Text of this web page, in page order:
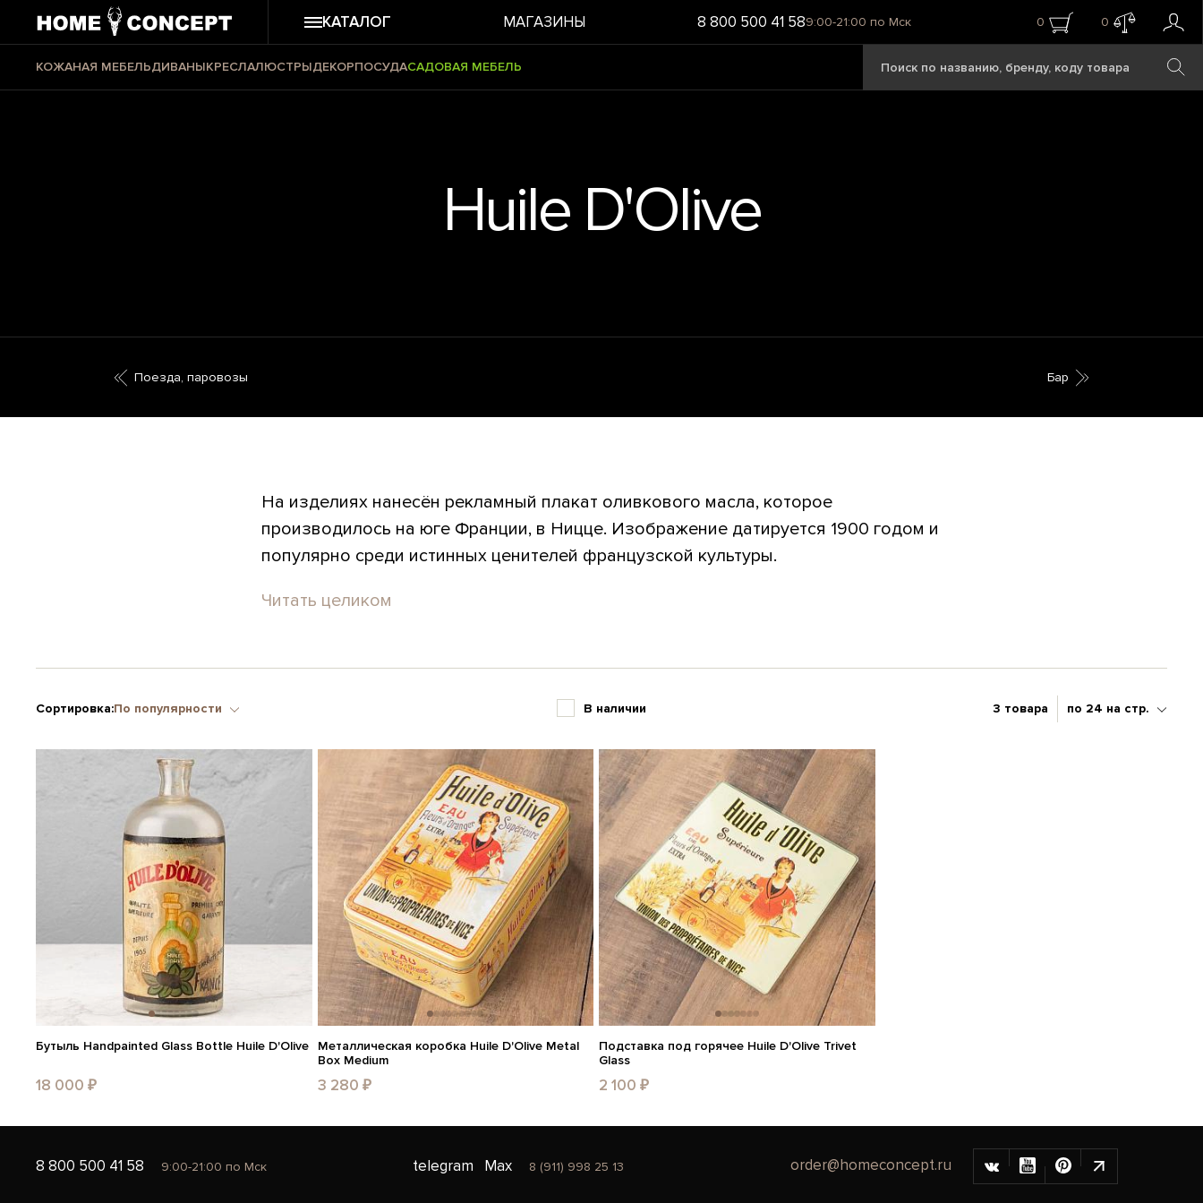
КАТАЛОГ МАГАЗИНЫ 8 800 500 41 589:00-21:00 по Мск 0 0
КОЖАНАЯ МЕБЕЛЬДИВАНЫКРЕСЛАЛЮСТРЫДЕКОРПОСУДАСАДОВАЯ МЕБЕЛЬ
Huile D'Olive
Поезда, паровозы Бар
На изделиях нанесён рекламный плакат оливкового масла, которое
производилось на юге Франции, в Ницце. Изображение датируется 1900 годом и
популярно среди истинных ценителей французской культуры.
Читать целиком
Сортировка:По популярности В наличии 3 товара по 24 на стр.
Бутыль Handpainted Glass Bottle Huile D'Olive
18 000 ₽
Металлическая коробка Huile D'Olive Metal
Box Medium
3 280 ₽
Подставка под горячее Huile D'Olive Trivet
Glass
2 100 ₽
8 800 500 41 58 9:00-21:00 по Мск telegram Max 8 (911) 998 25 13 order@homeconcept.ru